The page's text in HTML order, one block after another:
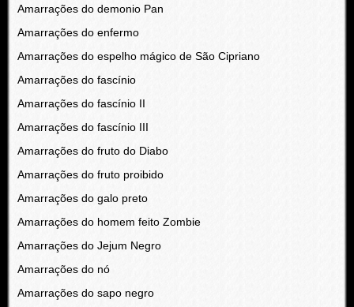
Amarrações do demonio Pan
Amarrações do enfermo
Amarrações do espelho mágico de São Cipriano
Amarrações do fascínio
Amarrações do fascínio II
Amarrações do fascínio III
Amarrações do fruto do Diabo
Amarrações do fruto proibido
Amarrações do galo preto
Amarrações do homem feito Zombie
Amarrações do Jejum Negro
Amarrações do nó
Amarrações do sapo negro